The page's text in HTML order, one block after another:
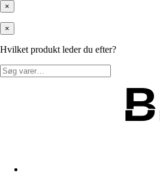
×
×
Hvilket produkt leder du efter?
Søg
efter: